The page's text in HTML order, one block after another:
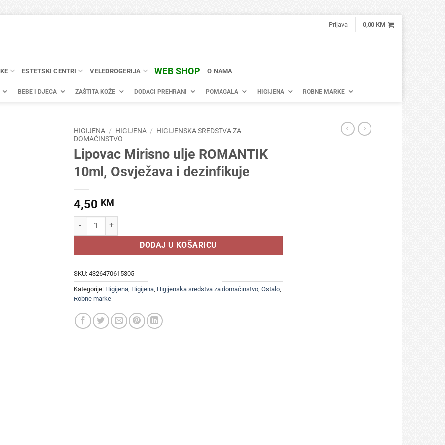
Prijava 0,00 KM
ESTETSKI CENTRI VELEDROGERIJA WEB SHOP O NAMA
BEBE I DJECA ZAŠTITA KOŽE DODACI PREHRANI POMAGALA HIGIJENA ROBNE MARKE
HIGIJENA / HIGIJENA / HIGIJENSKA SREDSTVA ZA
DOMAĆINSTVO
Lipovac Mirisno ulje ROMANTIK
10ml, Osvježava i dezinfikuje
4,50 KM
Lipovac Mirisno ulje ROMANTIK 10ml, Osvježava i dezinfikuje količina
DODAJ U KOŠARICU
SKU: 4326470615305
Kategorije: Higijena Higijena Higijenska sredstva za domaćinstvo Ostalo
Robne marke